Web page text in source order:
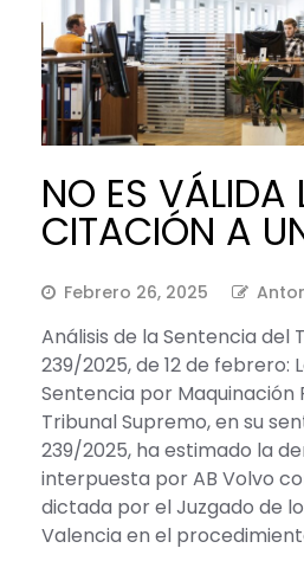
NO ES VÁLIDA
CITACIÓN A
Febrero 26, 2025
Análisis de la Sentencia del
239/2025, de 12 de febrero:
Sentencia por Maquinación
Tribunal Supremo, en su
239/2025, ha estimado la
interpuesta por AB Volvo
dictada por el Juzgado de
Valencia en el